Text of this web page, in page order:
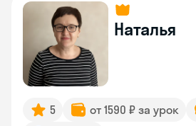
Наталья
5 от 1590 ₽ за урок